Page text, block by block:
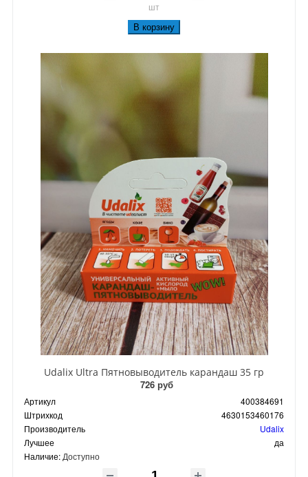
шт
В корзину
Udalix Ultra Пятновыводитель карандаш 35 гр
726 руб
Артикул
400384691
Штрихкод
4630153460176
Производитель
Udalix
Лучшее
да
Наличие: Доступно